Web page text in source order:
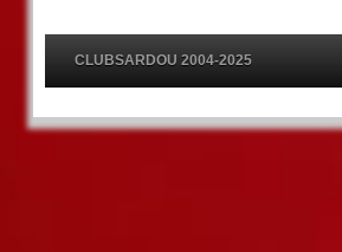
CLUBSARDOU 2004-2025